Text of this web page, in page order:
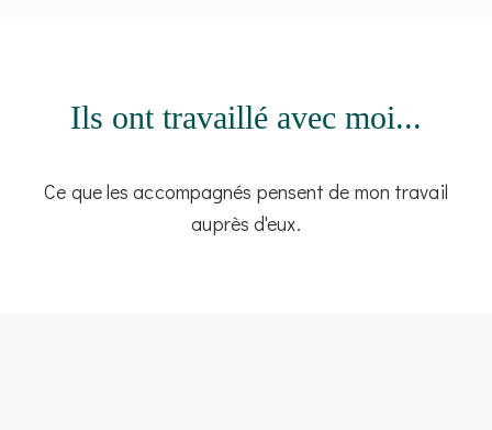
Ils ont travaillé avec moi...
Ce que les accompagnés pensent de mon travail
auprès d'eux.